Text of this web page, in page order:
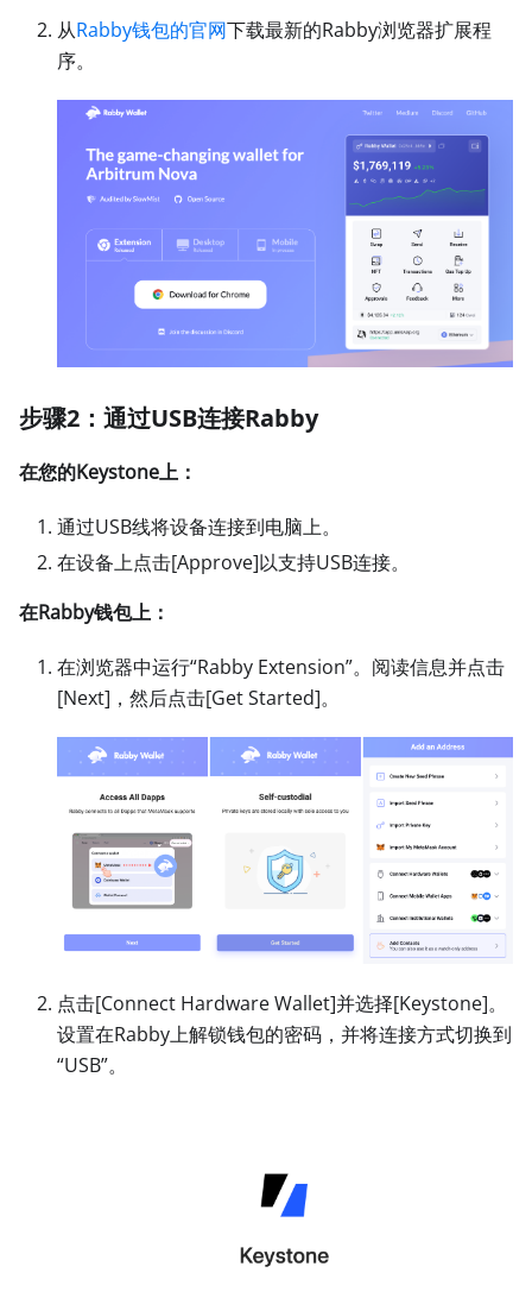
从Rabby钱包的官网下载最新的Rabby浏览器扩展程
序。
步骤2：通过USB连接Rabby
在您的Keystone上：
通过USB线将设备连接到电脑上。
在设备上点击[Approve]以支持USB连接。
在Rabby钱包上：
在浏览器中运行“Rabby Extension”。阅读信息并点击
[Next] ，然后点击[Get Started]。
点击[Connect Hardware Wallet]并选择[Keystone]。
设置在Rabby上解锁钱包的密码，并将连接方式切换到
“USB”。